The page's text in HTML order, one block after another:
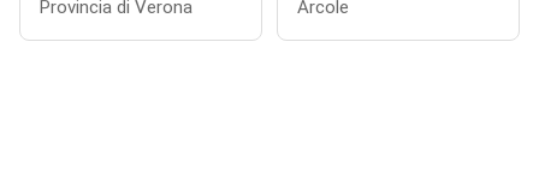
Provincia di Verona Arcole